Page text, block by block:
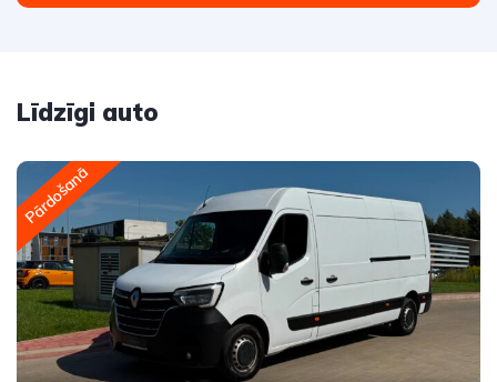
Līdzīgi auto
Pārdošanā